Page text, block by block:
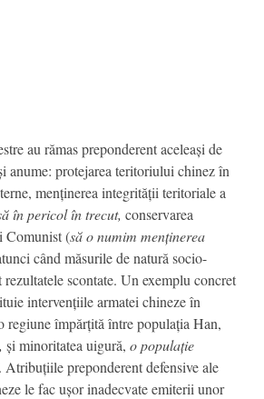
au rămas preponderent aceleași de
anume: protejarea teritoriului chinez în
menținerea integrității teritoriale a
în pericol în trecut, conservarea
Comunist (să o numim menținerea
când măsurile de natură socio-
scontate. Un exemplu concret
intervențiile armatei chineze în
împărțită între populația Han,
și minoritatea uigură, o populație
. Atribuțiile preponderent defensive ale
le fac ușor inadecvate emiterii unor